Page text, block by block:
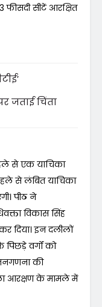
सीटें आरक्षित
जताई चिंता
से एक याचिका
से लंबित याचिका
पीठ ने
विकास सिंह
दिया। इन दलीलों
वर्गों को
की
आरक्षण के मामले में